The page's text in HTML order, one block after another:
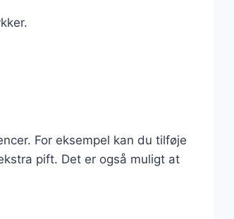
For eksempel kan du tilføje
pift. Det er også muligt at